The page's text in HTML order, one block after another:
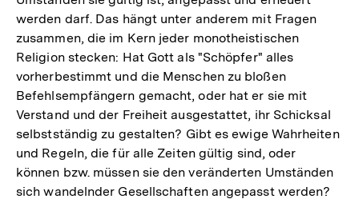
werden darf. Das hängt unter anderem mit Fragen
zusammen, die im Kern jeder monotheistischen
Religion stecken: Hat Gott als "Schöpfer" alles
vorherbestimmt und die Menschen zu bloßen
Befehlsempfängern gemacht, oder hat er sie mit
Verstand und der Freiheit ausgestattet, ihr Schicksal
selbstständig zu gestalten? Gibt es ewige Wahrheiten
und Regeln, die für alle Zeiten gültig sind, oder
können bzw. müssen sie den veränderten Umständen
sich wandelnder Gesellschaften angepasst werden?